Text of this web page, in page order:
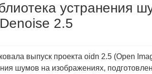
устранения
2.5
выпуск проекта oidn 2.5 (Open
шумов на изображениях,